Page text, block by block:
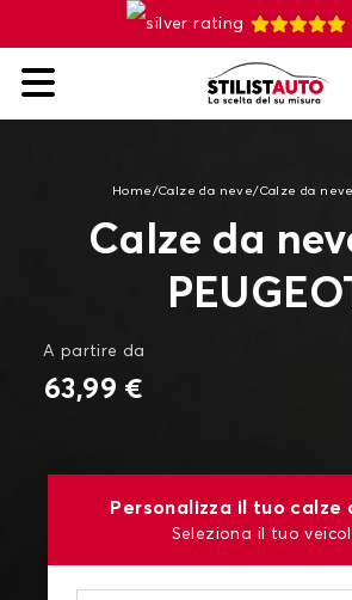
Home /Calze da neve/ Calze da
Calze da
A partire da
63,99 €
Personalizza il tuo calze
Seleziona il tuo